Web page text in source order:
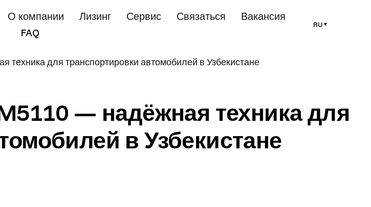
О компании Лизинг Сервис Связаться
Вакансия
FAQ
RU ▼
для транспортировки автомобилей в Узбекистане
— надёжная техника для
в Узбекистане